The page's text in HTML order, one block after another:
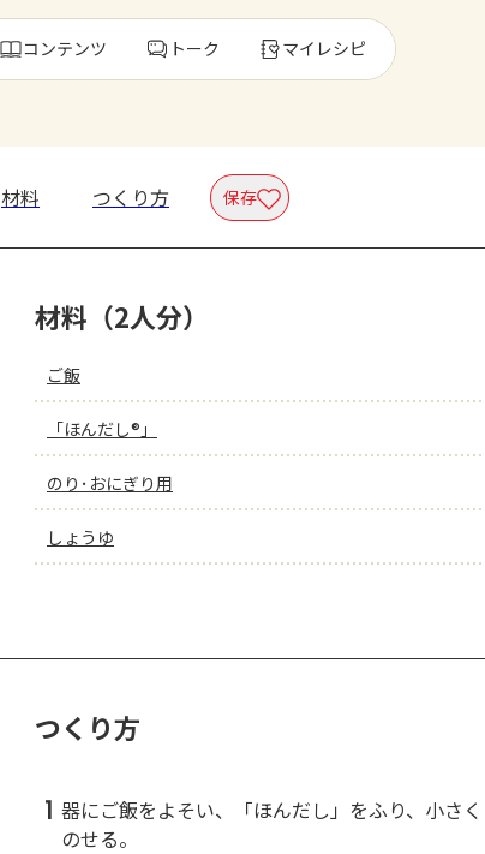
コンテンツ トーク マイレシピ
材料 つくり方 保存
材料（2人分）
ご飯
「ほんだし®」
のり･おにぎり用
しょうゆ
つくり方
1 器にご飯をよそい、「ほんだし」をふり、小さ
のせる。